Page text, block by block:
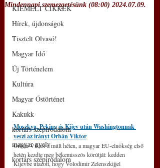
KIEMELT CIKKEK
Hírek, újdonságok
Tisztelt Olvasó!
Magyar Idő
Új Történelem
Kultúra
Magyar Őstörténet
Kakukk
kortárs szépirodalom
magyar nyelv
kortárs szépirodalom
Mindennapi szemezgetésünk (08:00) 2024.07.09.
Moszkva, Peking és Kijev után Washingtonnak
veszi az irányt Orbán Viktor
Orbán Viktor a múlt héten, a magyar EU-elnökség első
hetén kezdte meg békemisszós körútját: kedden
Kijevbe utazott, hogy Volodimir Zelenszkijjel